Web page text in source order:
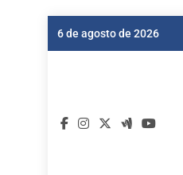
6 de agosto de 2026